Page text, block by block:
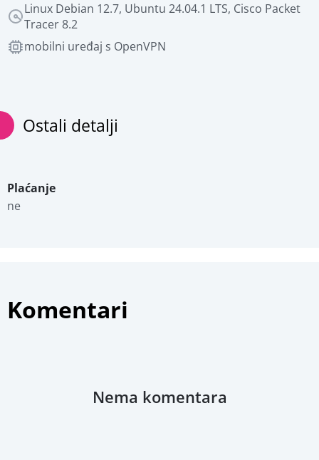
Linux Debian 12.7, Ubuntu 24.04.1 LTS, Cisco Packet
Tracer 8.2
mobilni uređaj s OpenVPN
Ostali detalji
Plaćanje
ne
Komentari
Nema komentara